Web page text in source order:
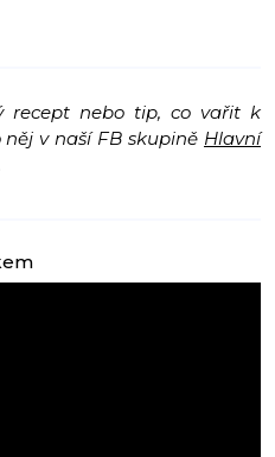
recept nebo tip, co vařit k
v naší FB skupině Hlavní